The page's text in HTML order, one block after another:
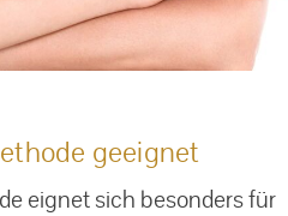
geeignet
eignet sich besonders für